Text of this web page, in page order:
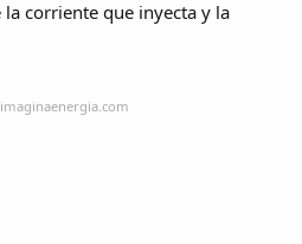
corriente que inyecta y la